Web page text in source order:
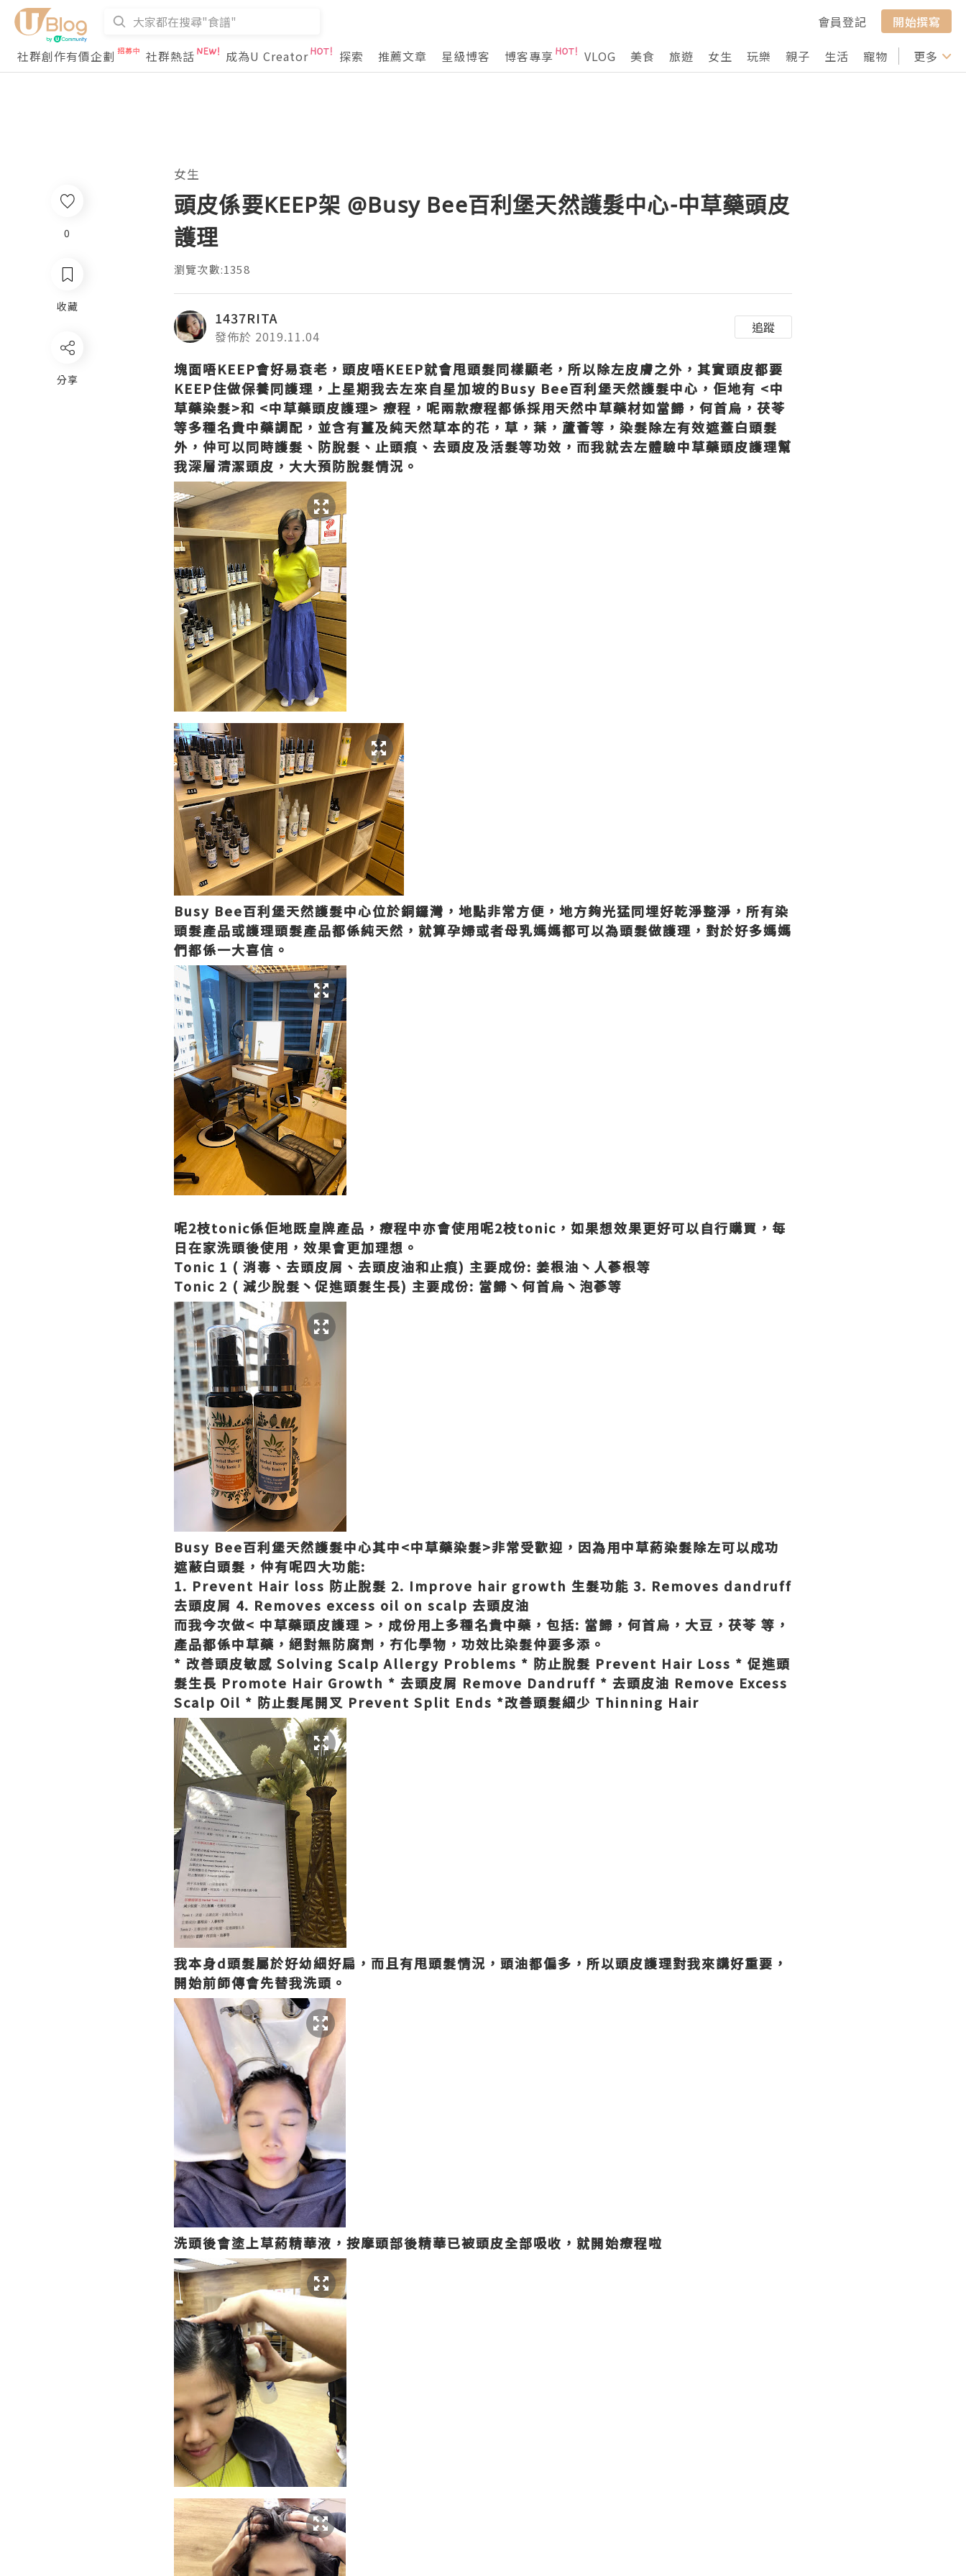
會員登記
開始撰寫
社群創作有價企劃
社群熱話 成為U Creator 探索 推薦文章 星級博客 博客專享 VLOG 美食 旅遊 女生 玩樂 親子 生活 寵物 行山 打卡
更多
0
收藏
分享
女生
頭皮係要KEEP架 @Busy Bee百利堡天然護髮中心-中草藥頭皮
護理
瀏覽次數:1358
1437RITA
發佈於 2019.11.04
追蹤
塊面唔KEEP會好易衰老，頭皮唔KEEP就會甩頭髮同樣顯老，所以除左皮膚之外，其實頭皮都要
KEEP住做保養同護理，上星期我去左來自星加坡的Busy Bee百利堡天然護髮中心，佢地有 <中
草藥染髮>和 <中草藥頭皮護理> 療程，呢兩款療程都係採用天然中草藥材如當歸，何首烏，茯苓
等多種名貴中藥調配，並含有薑及純天然草本的花，草，葉，蘆薈等，染髮除左有效遮蓋白頭髮
外，仲可以同時護髮、防脫髮、止頭痕、去頭皮及活髮等功效，而我就去左體驗中草藥頭皮護理幫
我深層清潔頭皮，大大預防脫髮情況。
Busy Bee百利堡天然護髮中心位於銅鑼灣，地點非常方便，地方夠光猛同埋好乾淨整淨，所有染
頭髮產品或護理頭髮產品都係純天然，就算孕婦或者母乳媽媽都可以為頭髮做護理，對於好多媽媽
們都係一大喜信。
呢2枝tonic係佢地既皇牌產品，療程中亦會使用呢2枝tonic，如果想效果更好可以自行購買，每
日在家洗頭後使用，效果會更加理想。
Tonic 1 ( 消毒、去頭皮屑、去頭皮油和止痕) 主要成份: 姜根油丶人蔘根等
Tonic 2 ( 減少脫髮丶促進頭髮生長) 主要成份: 當歸丶何首烏丶泡蔘等
Busy Bee百利堡天然護髮中心其中<中草藥染髮>非常受歡迎，因為用中草葯染髮除左可以成功
遮蔽白頭髮，仲有呢四大功能:
1. Prevent Hair loss 防止脫髮 2. Improve hair growth 生髮功能 3. Removes dandruff
去頭皮屑 4. Removes excess oil on scalp 去頭皮油
而我今次做< 中草藥頭皮護理 >，成份用上多種名貴中藥，包括: 當歸，何首烏，大豆，茯苓 等，
產品都係中草藥，絕對無防腐劑，冇化學物，功效比染髮仲要多添。
* 改善頭皮敏感 Solving Scalp Allergy Problems * 防止脫髮 Prevent Hair Loss * 促進頭
髮生長 Promote Hair Growth * 去頭皮屑 Remove Dandruff * 去頭皮油 Remove Excess
Scalp Oil * 防止髮尾開叉 Prevent Split Ends *改善頭髮細少 Thinning Hair
我本身d頭髮屬於好幼細好扁，而且有甩頭髮情況，頭油都偏多，所以頭皮護理對我來講好重要，
開始前師傳會先替我洗頭。
洗頭後會塗上草葯精華液，按摩頭部後精華已被頭皮全部吸收，就開始療程啦